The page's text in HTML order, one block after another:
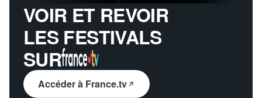
VOIR ET REVOIR
LES FESTIVALS
SUR
Accéder à France.tv